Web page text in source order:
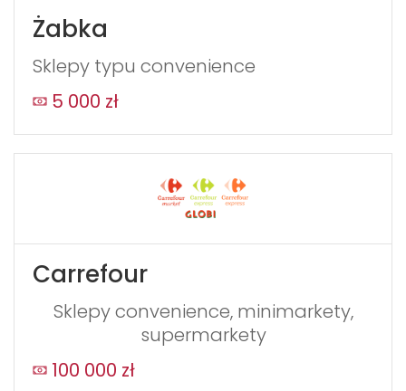
Żabka
Sklepy typu convenience
5 000 zł
Carrefour
Sklepy convenience, minimarkety,
supermarkety
100 000 zł